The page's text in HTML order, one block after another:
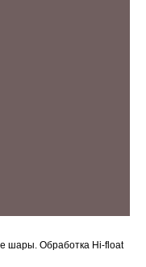
шары. Обработка Hi-float